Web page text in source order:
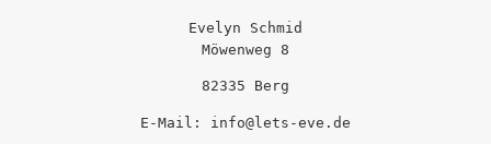
Evelyn Schmid
Möwenweg 8
82335 Berg
E-Mail: info@lets-eve.de